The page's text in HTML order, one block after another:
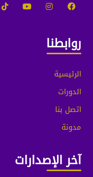
روابطنا
الرئيسية
الدورات
اتصل بنا
مدونة
آخر الإصدارات